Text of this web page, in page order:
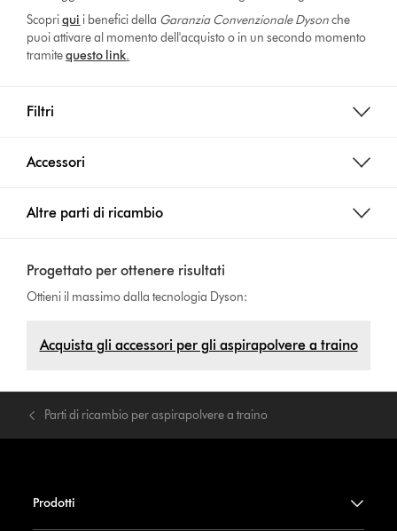
Scopriqui i benefici della Garanzia Convenzionale Dysonche
puoi attivare al momento dell'acquisto o in un secondo momento
tramitequesto link.
Filtri
Accessori
Altre parti di ricambio
Progettato per ottenere risultati
Ottieni il massimo dalla tecnologia Dyson:
Acquista gli accessori per gli aspirapolvere a traino
Parti di ricambio per aspirapolvere a traino
Prodotti